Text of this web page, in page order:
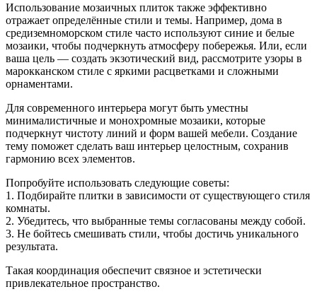
Использование мозаичных плиток также эффективно
отражает определённые стили и темы. Например, дома в
средиземноморском стиле часто используют синие и белые
мозаики, чтобы подчеркнуть атмосферу побережья. Или, если
ваша цель — создать экзотический вид, рассмотрите узоры в
марокканском стиле с яркими расцветками и сложными
орнаментами.
Для современного интерьера могут быть уместны
минималистичные и монохромные мозаики, которые
подчеркнут чистоту линий и форм вашей мебели. Создание
тему поможет сделать ваш интерьер целостным, сохранив
гармонию всех элементов.
Попробуйте использовать следующие советы:
1. Подбирайте плитки в зависимости от существующего стиля
комнаты.
2. Убедитесь, что выбранные темы согласованы между собой.
3. Не бойтесь смешивать стили, чтобы достичь уникального
результата.
Такая координация обеспечит связное и эстетически
привлекательное пространство.